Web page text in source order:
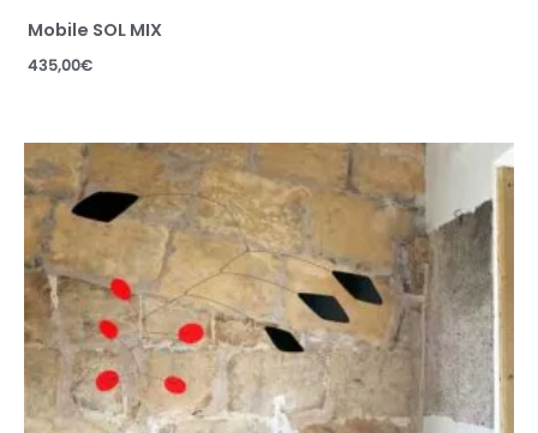
Mobile SOL MIX
435,00€